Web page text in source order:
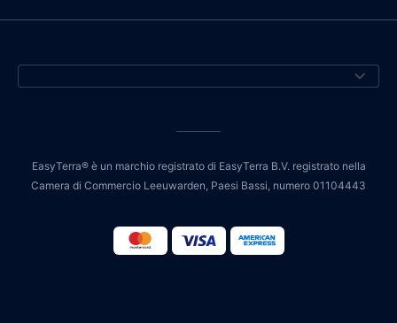
EasyTerra® è un marchio registrato di EasyTerra B.V. registrato nella
Camera di Commercio Leeuwarden, Paesi Bassi, numero 01104443